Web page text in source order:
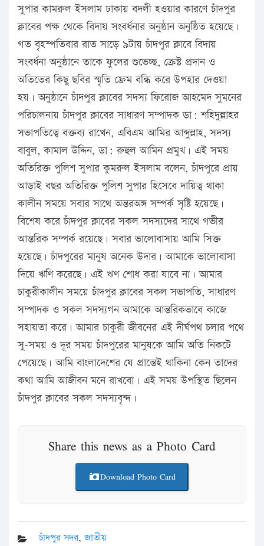
সুপার কামরুল ইসলাম ঢাকায় বদলী হওয়ার কারণে চাঁদপুর
ক্লাবের পক্ষ থেকে বিদায় সংবর্ধনার অনুষ্ঠান অনুষ্ঠিত হয়েছে।
গত বৃহস্পতিবার রাত সাড়ে ৯টায় চাঁদপুর ক্লাবে বিদায়
সংবর্ধনা অনুষ্ঠানে তাকে ফুলের শুভেচ্ছ, ক্রেস্ট প্রদান ও
অতিতের কিছু ছবির স্মৃতি ফ্রেম বন্ধি করে উপহার দেওয়া
হয়। অনুষ্ঠানে চাঁদপুর ক্লাবের সদস্য ফিরোজ আহমেদ সুমনের
পরিচালনায় চাঁদপুর ক্লাবের সাধারণ সম্পাদক ডা: শহিদুল্লাহর
সভাপতিত্বে বক্তব্য রাখেন, এবিএম আমির আব্দুল্লাহ, সদস্য
বাবুল, কামাল উদ্দিন, ডা: রুহুল আমিন প্রমুখ। এই সময়
অতিরিক্ত পুলিশ সুপার কুমরুল ইসলাম বলেন, চাঁদপুরে প্রায়
আড়াই বছর অতিরিক্ত পুলিশ সুপার হিসেবে দায়িত্ব থাকা
কালীন সময়ে সবার সাথে অন্তরঅঙ্গ সম্পর্ক সৃষ্টি হয়েছে।
বিশেষ করে চাঁদপুর ক্লাবের সকল সদস্যদের সাথে গভীর
আন্তরিক সম্পর্ক রয়েছে। সবার ভালোবাসায় আমি সিক্ত
হয়েছে। চাঁদপুরের মানুষ অনেক উদার। আমাকে ভালোবাসা
দিয়ে ঋণি করেছে। এই ঋণ শোধ করা যাবে না। আমার
চাকুরীকালীন সময়ে চাঁদপুর ক্লাবের সকল সভাপতি, সাধারণ
সম্পাদক ও সকল সদস্যগন আমাকে আন্তরিকভাবে কাজে
সহায়তা করে। আমার চাকুরী জীবনের এই দীর্ঘপথ চলার পথে
সু-সময় ও দূর সময় চাঁদপুরের মানুষকে আমি অতি নিকটে
পেয়েছে। আমি বাংলাদেশের যে প্রান্তেই থাকিনা কেন তাদের
কথা আমি আজীবন মনে রাখবো। এই সময় উপস্থিত ছিলেন
চাঁদপুর ক্লাবের সকল সদস্যবৃন্দ।
Share this news as a Photo Card
Download Photo Card
চাঁদপুর সদর,জাতীয়